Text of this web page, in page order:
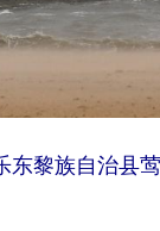
黎族自治县